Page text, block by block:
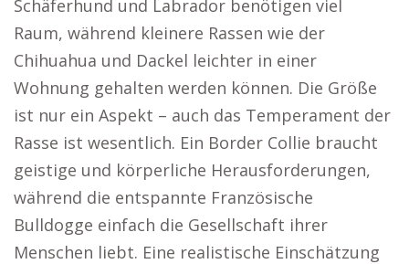
Schäferhund und Labrador benötigen viel
Raum, während kleinere Rassen wie der
Chihuahua und Dackel leichter in einer
Wohnung gehalten werden können. Die Größe
ist nur ein Aspekt – auch das Temperament der
Rasse ist wesentlich. Ein Border Collie braucht
geistige und körperliche Herausforderungen,
während die entspannte Französische
Bulldogge einfach die Gesellschaft ihrer
Menschen liebt. Eine realistische Einschätzung